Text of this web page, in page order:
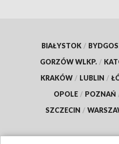
BIAŁYSTOK /
GORZÓW WLKP. /
KRAKÓW / LUBLIN /
OPOLE / POZNAŃ
SZCZECIN /